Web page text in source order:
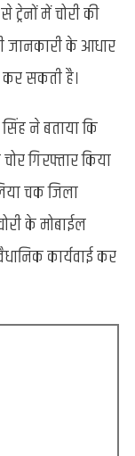
में चोरी की
जानकारी के आधार
कर सकती है।
ने बताया कि
गिरफ्तार किया
चक जिला
के मोबाईल
कार्यवाई कर